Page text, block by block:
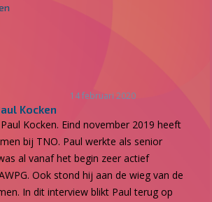
14 februari 2020
Kocken
Kocken. Eind november 2019 heeft
bij TNO. Paul werkte als senior
al vanaf het begin zeer actief
Ook stond hij aan de wieg van de
In dit interview blikt Paul terug op